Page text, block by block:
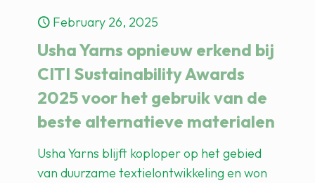
February 26, 2025
Usha Yarns opnieuw erkend bij
CITI Sustainability Awards
2025 voor het gebruik van de
beste alternatieve materialen
Usha Yarns blijft koploper op het gebied
van duurzame textielontwikkeling en won